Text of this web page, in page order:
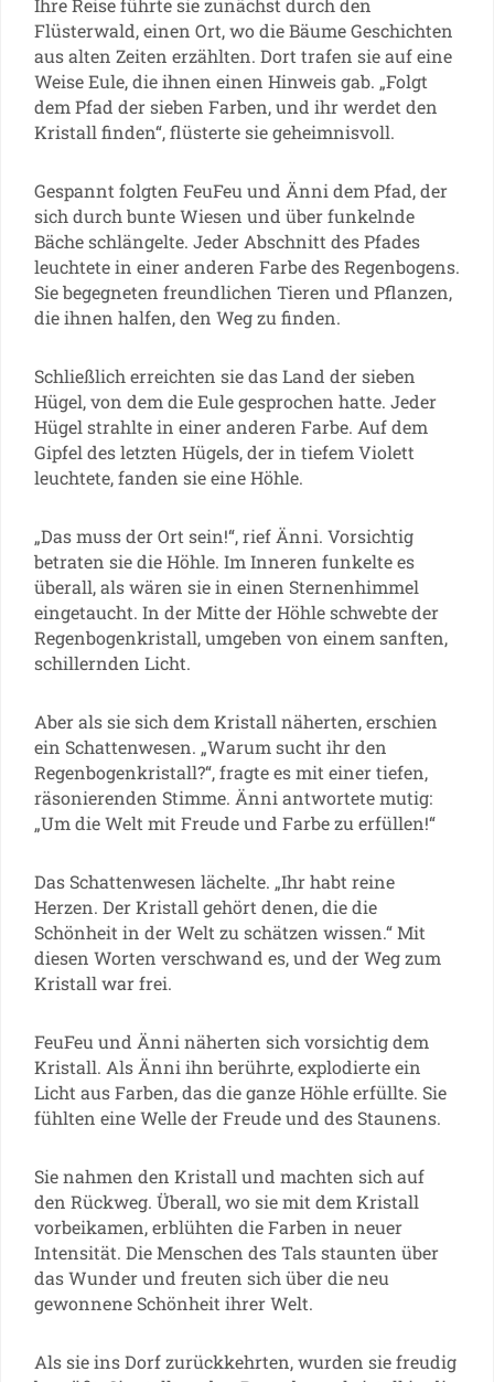
Ihre Reise führte sie zunächst durch den
Flüsterwald, einen Ort, wo die Bäume Geschichten
aus alten Zeiten erzählten. Dort trafen sie auf eine
Weise Eule, die ihnen einen Hinweis gab. „Folgt
dem Pfad der sieben Farben, und ihr werdet den
Kristall finden“, flüsterte sie geheimnisvoll.
Gespannt folgten FeuFeu und Änni dem Pfad, der
sich durch bunte Wiesen und über funkelnde
Bäche schlängelte. Jeder Abschnitt des Pfades
leuchtete in einer anderen Farbe des Regenbogens.
Sie begegneten freundlichen Tieren und Pflanzen,
die ihnen halfen, den Weg zu finden.
Schließlich erreichten sie das Land der sieben
Hügel, von dem die Eule gesprochen hatte. Jeder
Hügel strahlte in einer anderen Farbe. Auf dem
Gipfel des letzten Hügels, der in tiefem Violett
leuchtete, fanden sie eine Höhle.
„Das muss der Ort sein!“, rief Änni. Vorsichtig
betraten sie die Höhle. Im Inneren funkelte es
überall, als wären sie in einen Sternenhimmel
eingetaucht. In der Mitte der Höhle schwebte der
Regenbogenkristall, umgeben von einem sanften,
schillernden Licht.
Aber als sie sich dem Kristall näherten, erschien
ein Schattenwesen. „Warum sucht ihr den
Regenbogenkristall?“, fragte es mit einer tiefen,
räsonierenden Stimme. Änni antwortete mutig:
„Um die Welt mit Freude und Farbe zu erfüllen!“
Das Schattenwesen lächelte. „Ihr habt reine
Herzen. Der Kristall gehört denen, die die
Schönheit in der Welt zu schätzen wissen.“ Mit
diesen Worten verschwand es, und der Weg zum
Kristall war frei.
FeuFeu und Änni näherten sich vorsichtig dem
Kristall. Als Änni ihn berührte, explodierte ein
Licht aus Farben, das die ganze Höhle erfüllte. Sie
fühlten eine Welle der Freude und des Staunens.
Sie nahmen den Kristall und machten sich auf
den Rückweg. Überall, wo sie mit dem Kristall
vorbeikamen, erblühten die Farben in neuer
Intensität. Die Menschen des Tals staunten über
das Wunder und freuten sich über die neu
gewonnene Schönheit ihrer Welt.
Als sie ins Dorf zurückkehrten, wurden sie freudig